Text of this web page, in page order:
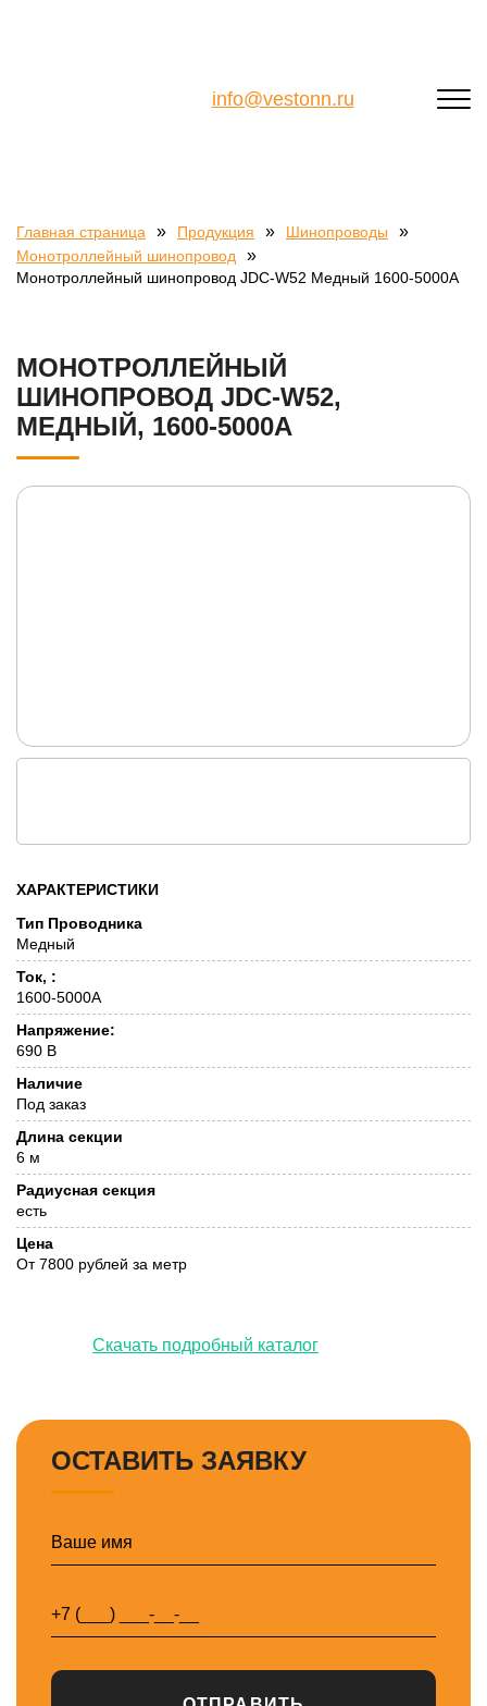
info@vestonn.ru
Главная страница » Продукция » Шинопроводы »
Монотроллейный шинопровод »
Монотроллейный шинопровод JDC-W52 Медный 1600-5000А
МОНОТРОЛЛЕЙНЫЙ
ШИНОПРОВОД JDC-W52,
МЕДНЫЙ, 1600-5000А
ХАРАКТЕРИСТИКИ
Тип Проводника
Медный
Ток, :
1600-5000А
Напряжение:
690 В
Наличие
Под заказ
Длина секции
6 м
Радиусная секция
есть
Цена
От 7800 рублей за метр
Скачать подробный каталог
ОСТАВИТЬ ЗАЯВКУ